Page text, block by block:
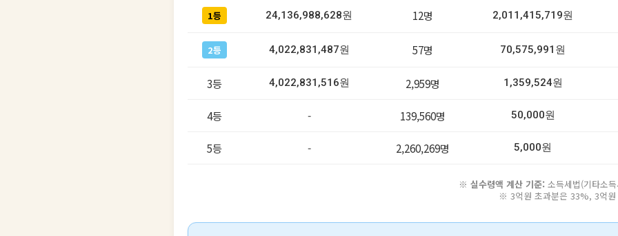
1등 24,136,988,628원 12명 2,011,415,719원
2등 4,022,831,487원 57명 70,575,991원
3등 4,022,831,516원 2,959명 1,359,524원
4등 - 139,560명 50,000원
5등 - 2,260,269명 5,000원
※ 실수령액 계산 기준: 소득세법(기타소
※ 3억원 초과분은 33%, 3억